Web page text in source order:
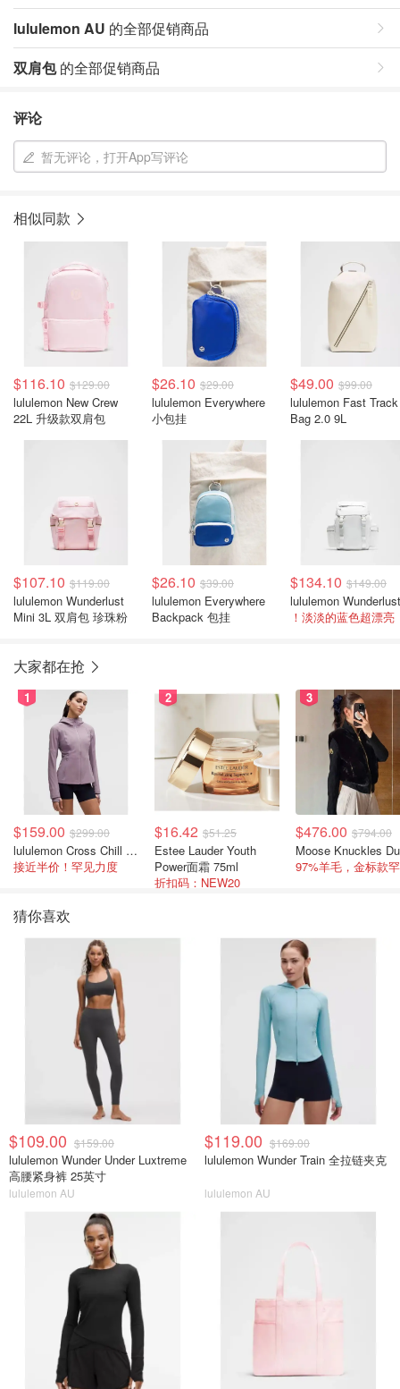
lululemon AU 的全部促销商品
双肩包的全部促销商品
评论
暂无评论，打开App写评论
相似同款
$116.10 $129.00
lululemon New Crew
22L 升级款双肩包
$26.10 $29.00
lululemon Everywhere
小包挂
$49.00 $99.00
lululemon Fast Track
Bag 2.0 9L
$107.10 $119.00
lululemon Wunderlust
Mini 3L 双肩包 珍珠粉
$26.10 $39.00
lululemon Everywhere
Backpack 包挂
$134.10 $149.00
！淡淡的蓝色超漂亮
大家都在抢
1
$159.00 $299.00
lululemon Cross Chill 女士运动外套
接近半价！罕见力度
2
$16.42 $51.25
Estee Lauder Youth
Power面霜 75ml
折扣码：NEW20
3
$476.00 $794.00
猜你喜欢
$109.00 $159.00
lululemon Wunder Under Luxtreme
高腰紧身裤 25英寸
lululemon AU
$119.00 $169.00
lululemon Wunder Train 全拉链夹克
lululemon AU